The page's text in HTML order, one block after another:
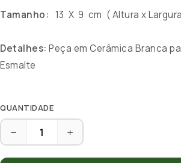
Tamanho: 13 X 9 cm ( Altura x
Detalhes: Peça em Cerâmica Branca
Esmalte
QUANTIDADE